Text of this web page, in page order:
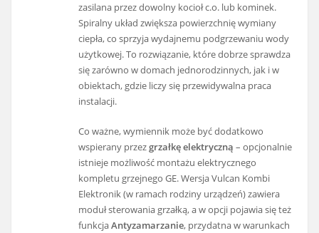
zasilana przez dowolny kocioł c.o. lub kominek.
Spiralny układ zwiększa powierzchnię wymiany
ciepła, co sprzyja wydajnemu podgrzewaniu wody
użytkowej. To rozwiązanie, które dobrze sprawdza
się zarówno w domach jednorodzinnych, jak i w
obiektach, gdzie liczy się przewidywalna praca
instalacji.
Co ważne, wymiennik może być dodatkowo
wspierany przezgrzałkę elektryczną – opcjonalnie
istnieje możliwość montażu elektrycznego
kompletu grzejnego GE. Wersja Vulcan Kombi
Elektronik (w ramach rodziny urządzeń) zawiera
moduł sterowania grzałką, a w opcji pojawia się też
funkcjaAntyzamarzanie, przydatna w warunkach